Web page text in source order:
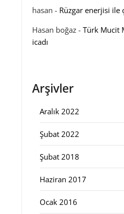
hasan - Rüzgar enerjisi ile
Hasan boğaz- Türk Mucit
icadı
Arşivler
Aralık 2022
Şubat 2022
Şubat 2018
Haziran 2017
Ocak 2016